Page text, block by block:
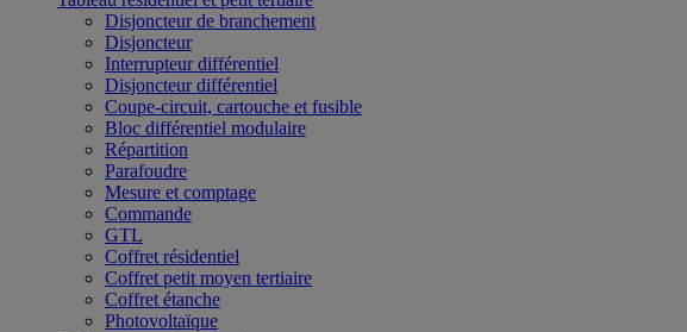
Disjoncteur de branchement
Disjoncteur
Interrupteur différentiel
Disjoncteur différentiel
Coupe-circuit, cartouche et fusible
Bloc différentiel modulaire
Répartition
Parafoudre
Mesure et comptage
Commande
GTL
Coffret résidentiel
Coffret petit moyen tertiaire
Coffret étanche
Photovoltaïque